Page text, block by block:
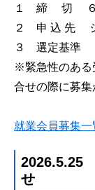
１ 締 切 ６月
２ 申 込 先 シ
３ 選定基準
※緊急性のある
合せの際に募集
就業会員募集一
2026.5.25
せ